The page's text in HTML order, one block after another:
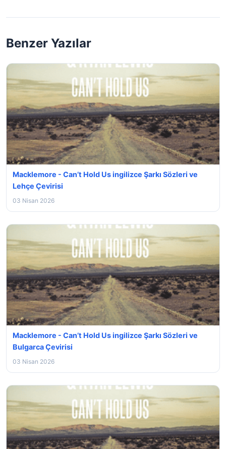
Benzer Yazılar
Macklemore - Can’t Hold Us ingilizce Şarkı Sözleri ve
Lehçe Çevirisi
03 Nisan 2026
Macklemore - Can’t Hold Us ingilizce Şarkı Sözleri ve
Bulgarca Çevirisi
03 Nisan 2026